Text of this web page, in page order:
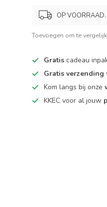
OP
Toevoegen om te
Gratis cadeau
Gratis verzending
Kom langs bij onze
KKEC voor al jouw